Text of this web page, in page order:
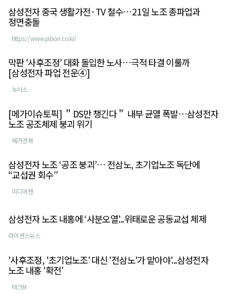
삼성전자 중국 생활가전·TV 철수…21일 노조 총파업과
정면충돌
https://www.jabon.co.kr/
막판 '사후조정' 대화 돌입한 노사…극적 타결 이룰까
[삼성전자 파업 전운④]
뉴시스
[메가이슈토픽] ＂DS만 챙긴다＂ 내부 균열 폭발…삼성전자
노조 공조체제 붕괴 위기
메가경제
삼성전자 노조 ‘공조 붕괴’… 전삼노, 초기업노조 독단에
“교섭권 회수”
미디어펜
삼성전자 노조 내홍에 ‘사분오열’...위태로운 공동교섭 체제
라이센스뉴스
'사후조정, '초기업노조' 대신 '전삼노'가 맡아야'...삼성전자
노조 내홍 '확전'
테크M